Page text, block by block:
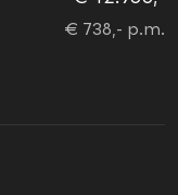
€ 738,- p.m.